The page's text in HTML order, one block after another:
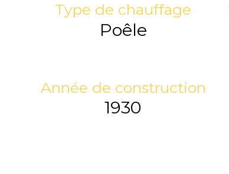
Type de chauffage
Poêle
Année de construction
1930